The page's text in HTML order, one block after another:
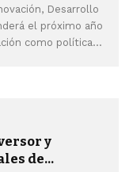
Desarrollo
el próximo año
como política...
y
de...